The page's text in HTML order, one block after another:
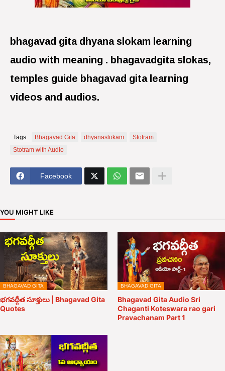
bhagavad gita dhyana slokam learning
audio with meaning . bhagavadgita slokas,
temples guide bhagavad gita learning
videos and audios.
Tags Bhagavad Gita dhyanaslokam
Stotram
Stotram with Audio
Facebook
YOU MIGHT LIKE
BHAGAVAD GITA
భగవద్గీత సూక్తులు | Bhagavad Gita
Quotes
BHAGAVAD GITA
Bhagavad Gita Audio Sri
Chaganti Koteswara rao gari
Pravachanam Part 1